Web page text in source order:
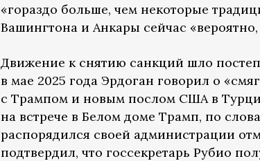
«гораздо больше, чем некоторые
Вашингтона и Анкары сейчас
Движение к снятию санкций шло
в мае 2025 года Эрдоган говорил о
с Трампом и новым послом США в
на встрече в Белом доме Трамп, по
распорядился своей администрации
подтвердил, что госсекретарь Рубио